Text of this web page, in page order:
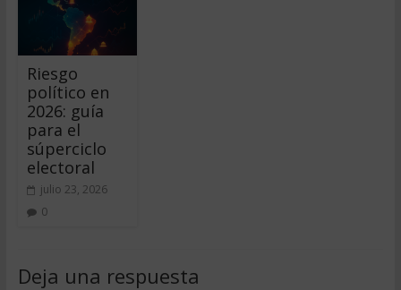
Riesgo
político en
2026: guía
para el
súperciclo
electoral
julio 23, 2026
0
Deja una respuesta